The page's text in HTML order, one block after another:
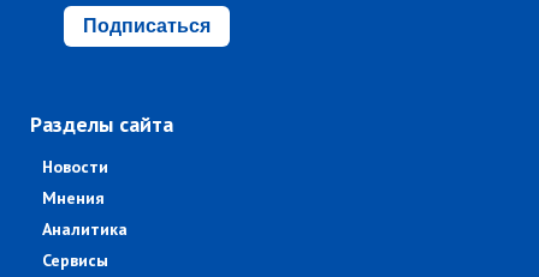
Подписаться
Разделы сайта
Новости
Мнения
Аналитика
Сервисы